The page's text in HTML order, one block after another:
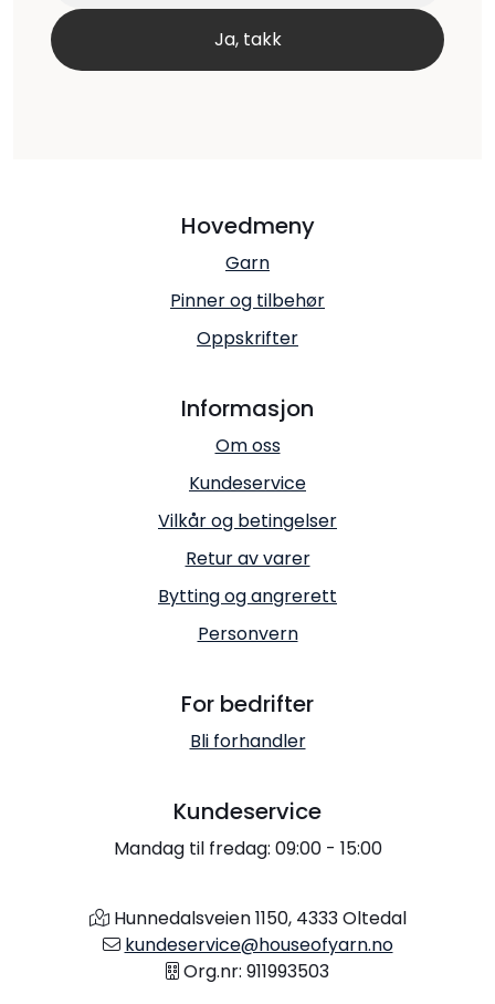
Hovedmeny
Garn
Pinner og tilbehør
Oppskrifter
Informasjon
Om oss
Kundeservice
Vilkår og betingelser
Retur av varer
Bytting og angrerett
Personvern
For bedrifter
Bli forhandler
Kundeservice
Mandag til fredag: 09:00 - 15:00
Hunnedalsveien 1150, 4333 Oltedal
kundeservice@houseofyarn.no
Org.nr: 911993503